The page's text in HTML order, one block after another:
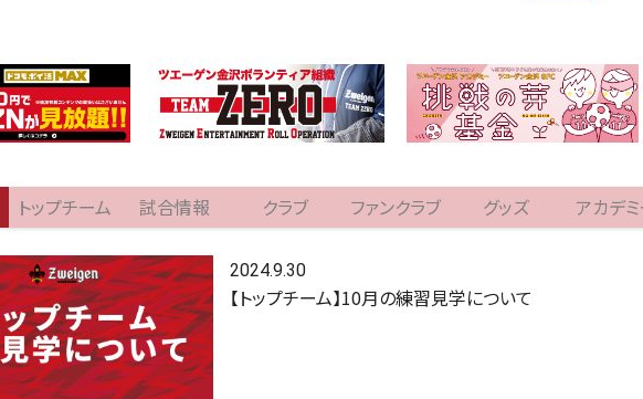
トップチーム 試合情報 クラブ ファンクラブ グッズ アカデ
2024.9.30
【トップチーム】10月の練習見学について